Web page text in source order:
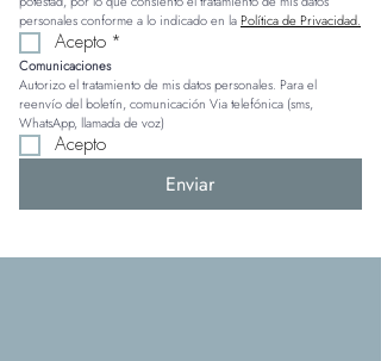
personales conforme a lo indicado en la Política de Privacidad.
Acepto *
Comunicaciones
Autorizo el tratamiento de mis datos personales. Para el
reenvío del boletín, comunicación Via telefónica (sms,
WhatsApp, llamada de voz)
Acepto
Enviar